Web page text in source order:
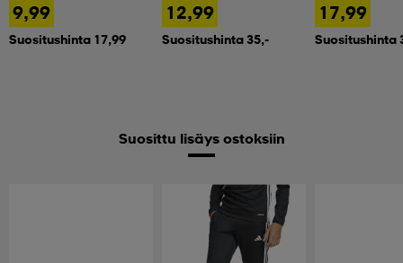
9,99
Suositushinta 17,99
12,99
Suositushinta 35,-
17,99
Suositushinta
Suosittu lisäys ostoksiin